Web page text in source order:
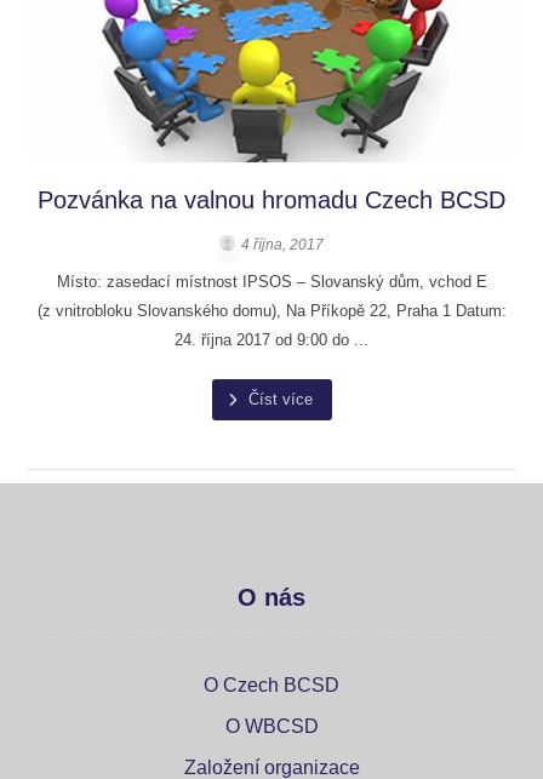
Pozvánka na valnou hromadu Czech BCSD
4 října, 2017
Místo: zasedací místnost IPSOS – Slovanský dům, vchod E
(z vnitrobloku Slovanského domu), Na Příkopě 22, Praha 1 Datum:
24. října 2017 od 9:00 do ...
Číst více
O nás
O Czech BCSD
O WBCSD
Založení organizace